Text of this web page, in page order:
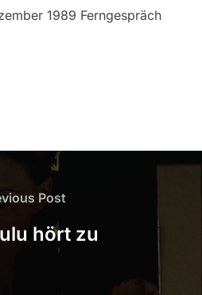
1989 Ferngespräch
Previous
Post
hört zu